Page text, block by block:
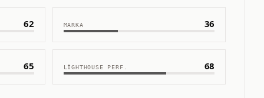
62 MARKA 36
65 LIGHTHOUSE PERF. 68